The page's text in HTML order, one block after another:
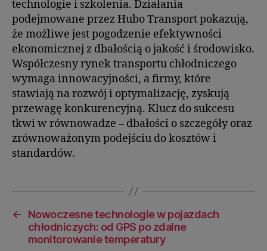
technologie i szkolenia. Działania
podejmowane przez Hubo Transport pokazują,
że możliwe jest pogodzenie efektywności
ekonomicznej z dbałością o jakość i środowisko.
Współczesny rynek transportu chłodniczego
wymaga innowacyjności, a firmy, które
stawiają na rozwój i optymalizację, zyskują
przewagę konkurencyjną. Klucz do sukcesu
tkwi w równowadze – dbałości o szczegóły oraz
zrównoważonym podejściu do kosztów i
standardów.
←
Nowoczesne technologie w pojazdach
chłodniczych: od GPS po zdalne
monitorowanie temperatury